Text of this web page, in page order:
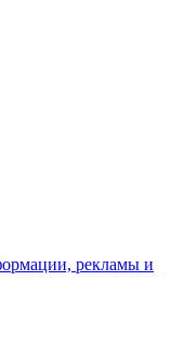
рекламы и